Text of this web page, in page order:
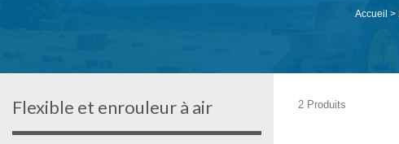
Accueil >
Flexible et enrouleur à air 2 Produits